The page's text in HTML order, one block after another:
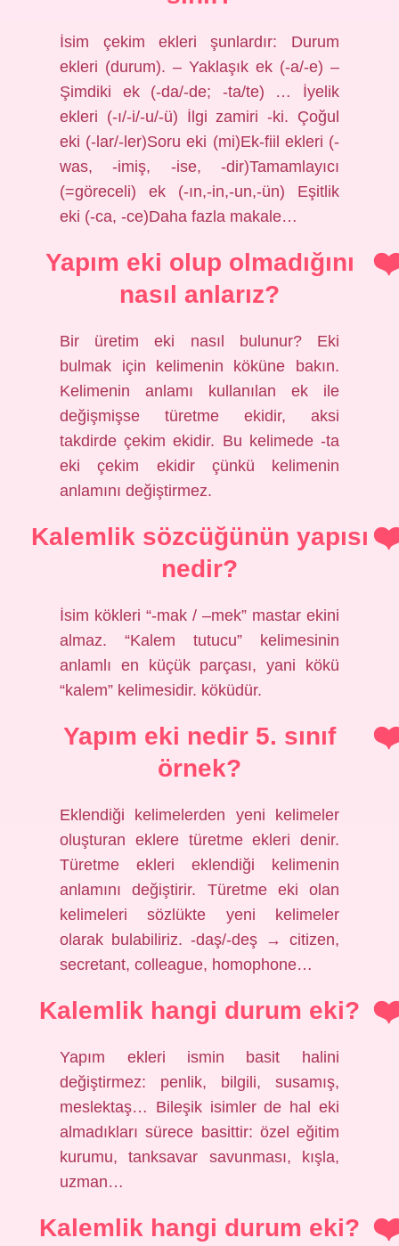
İsim çekim ekleri şunlardır: Durum
ekleri (durum). – Yaklaşık ek (-a/-e) –
Şimdiki ek (-da/-de; -ta/te) … İyelik
ekleri (-ı/-i/-u/-ü) İlgi zamiri -ki. Çoğul
eki (-lar/-ler)Soru eki (mi)Ek-fiil ekleri (-
was, -imiş, -ise, -dir)Tamamlayıcı
(=göreceli) ek (-ın,-in,-un,-ün) Eşitlik
eki (-ca, -ce)Daha fazla makale…
Yapım eki olup olmadığını
nasıl anlarız?
Bir üretim eki nasıl bulunur? Eki
bulmak için kelimenin köküne bakın.
Kelimenin anlamı kullanılan ek ile
değişmişse türetme ekidir, aksi
takdirde çekim ekidir. Bu kelimede -ta
eki çekim ekidir çünkü kelimenin
anlamını değiştirmez.
Kalemlik sözcüğünün yapısı
nedir?
İsim kökleri “-mak / –mek” mastar ekini
almaz. “Kalem tutucu” kelimesinin
anlamlı en küçük parçası, yani kökü
“kalem” kelimesidir. köküdür.
Yapım eki nedir 5. sınıf
örnek?
Eklendiği kelimelerden yeni kelimeler
oluşturan eklere türetme ekleri denir.
Türetme ekleri eklendiği kelimenin
anlamını değiştirir. Türetme eki olan
kelimeleri sözlükte yeni kelimeler
olarak bulabiliriz. -daş/-deş → citizen,
secretant, colleague, homophone…
Kalemlik hangi durum eki?
Yapım ekleri ismin basit halini
değiştirmez: penlik, bilgili, susamış,
meslektaş… Bileşik isimler de hal eki
almadıkları sürece basittir: özel eğitim
kurumu, tanksavar savunması, kışla,
uzman…
Kalemlik hangi durum eki?